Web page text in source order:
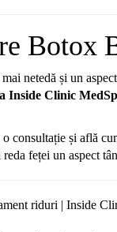
Botox
mai netedă și un
Inside Clinic
o consultație și află
reda feței un aspect
riduri | Inside